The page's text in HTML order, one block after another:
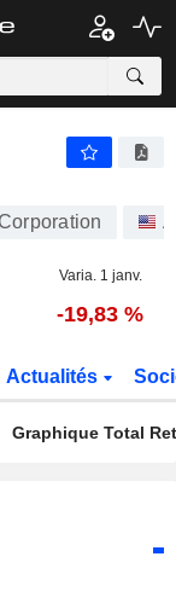
Varia. 1 janv.
-19,83 %
Actualités
Graphique Total